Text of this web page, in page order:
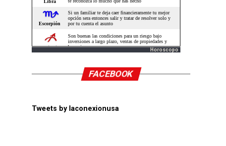
Horoscopo
FACEBOOK
Tweets by laconexionusa